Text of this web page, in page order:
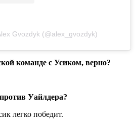
Gvozdyk (@alex_gvozdyk)
команде с Усиком, верно?
Уайлдера?
легко победит.